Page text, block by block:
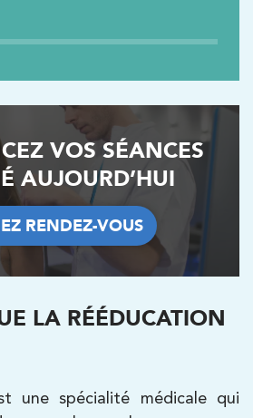
VOS SÉANCES
AUJOURD’HUI
RENDEZ-VOUS
RENDEZ-VOUS
LA RÉÉDUCATION
une spécialité médicale qui
IK